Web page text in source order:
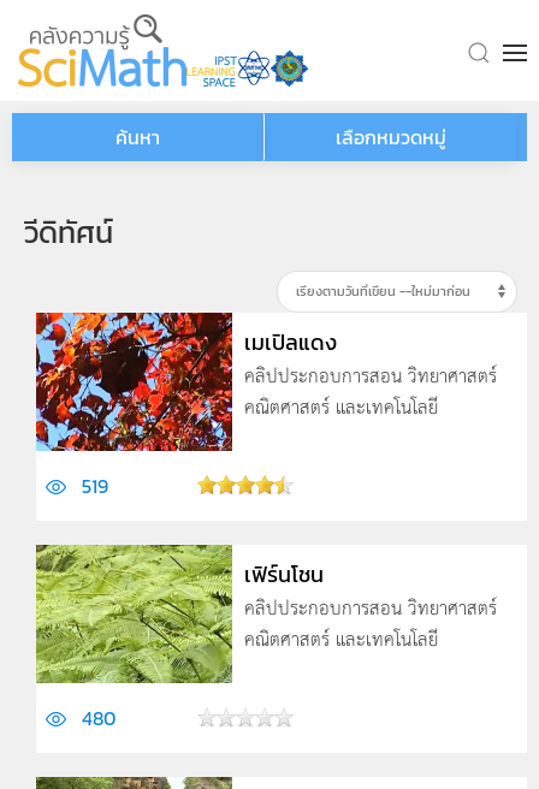
Skip to main content
ค้นหา เลือกหมวดหมู่
วีดิทัศน์
เมเปิลแดง
คลิปประกอบการสอน วิทยาศาสตร์
คณิตศาสตร์ และเทคโนโลยี
519
เฟิร์นโชน
คลิปประกอบการสอน วิทยาศาสตร์
คณิตศาสตร์ และเทคโนโลยี
480